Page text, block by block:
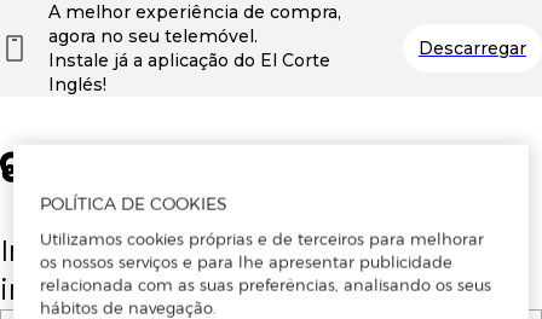
Insira o seu email para se registar ou
iniciar sessão.
A melhor experiência de compra,
agora no seu telemóvel.
Instale já a aplicação do El Corte
Inglés!
Descarregar
POLÍTICA DE COOKIES
Utilizamos cookies próprias e de terceiros para melhorar
os nossos serviços e para lhe apresentar publicidade
relacionada com as suas preferências, analisando os seus
hábitos de navegação.